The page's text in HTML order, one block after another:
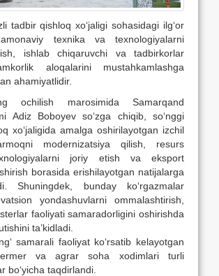
tadbir qishloq xo‘jaligi sohasidagi ilg‘or
texnika va texnologiyalarni
ishlab chiqaruvchi va tadbirkorlar
aloqalarini mustahkamlashga
ahamiyatlidir.
ochilish marosimida Samarqand
Adiz Boboyev so‘zga chiqib, so‘nggi
xo‘jaligida amalga oshirilayotgan izchil
modernizatsiya qilish, resurs
joriy etish va eksport
borasida erishilayotgan natijalarga
Shuningdek, bunday ko‘rgazmalar
yondashuvlarni ommalashtirish,
faoliyati samaradorligini oshirishda
ta’kidladi.
samarali faoliyat ko‘rsatib kelayotgan
va agrar soha xodimlari turli
bo‘yicha taqdirlandi.